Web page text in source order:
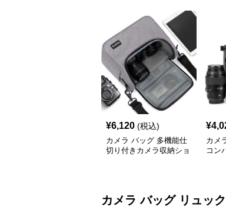
¥6,120 (税込)
カメラ バッグ 多機能仕
切り付きカメラ収納ショ
¥
カメ
コン
カメラ バッグ リュック